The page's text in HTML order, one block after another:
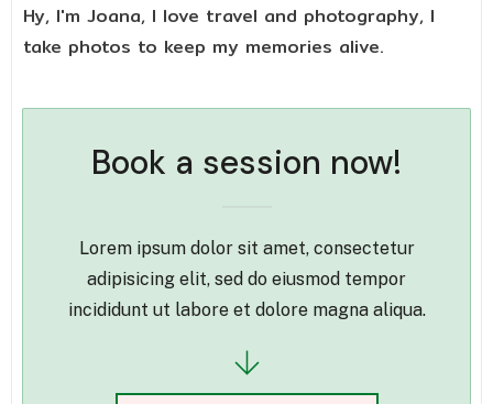
Hy, I'm Joana, I love travel and photography, I
take photos to keep my memories alive.
Book a session now!
Lorem ipsum dolor sit amet, consectetur
adipisicing elit, sed do eiusmod tempor
incididunt ut labore et dolore magna aliqua.